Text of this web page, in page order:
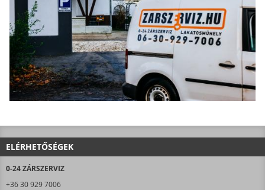
ELÉRHETŐSÉGEK
0-24 ZÁRSZERVIZ
+36 30 929 7006